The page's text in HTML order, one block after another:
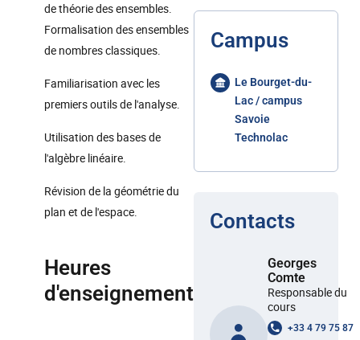
de théorie des ensembles.
Formalisation des ensembles
de nombres classiques.
Familiarisation avec les
premiers outils de l'analyse.
Utilisation des bases de
l'algèbre linéaire.
Révision de la géométrie du
plan et de l'espace.
Heures
d'enseignement
Campus
Le Bourget-du-
Lac / campus
Savoie
Technolac
Contacts
Georges
Comte
Responsable du
cours
+33 4 79 75 87